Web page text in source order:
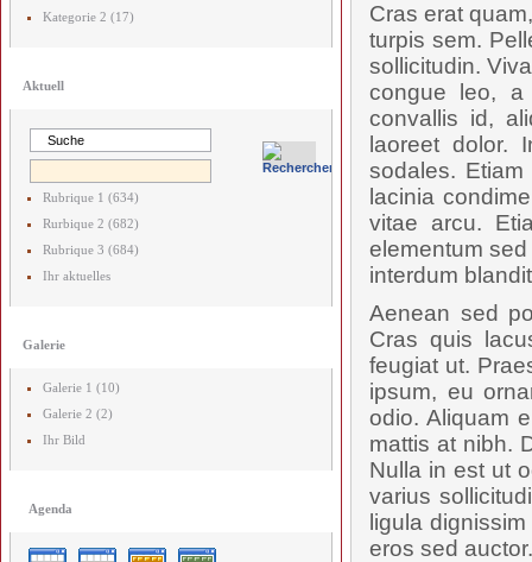
Kategorie 2 (17)
Aktuell
Rubrique 1 (634)
Rurbique 2 (682)
Rubrique 3 (684)
Ihr aktuelles
Galerie
Galerie 1 (10)
Galerie 2 (2)
Ihr Bild
Agenda
Cras erat
turpis sem.
sollicitudin.
congue leo, a
convallis id,
laoreet dolor.
sodales.
lacinia
vitae arcu.
elementum
interdum
Aenean sed
Cras quis
feugiat ut.
ipsum, eu
odio. Aliquam
mattis at nibh.
Nulla in est ut
varius
ligula
eros sed auctor.